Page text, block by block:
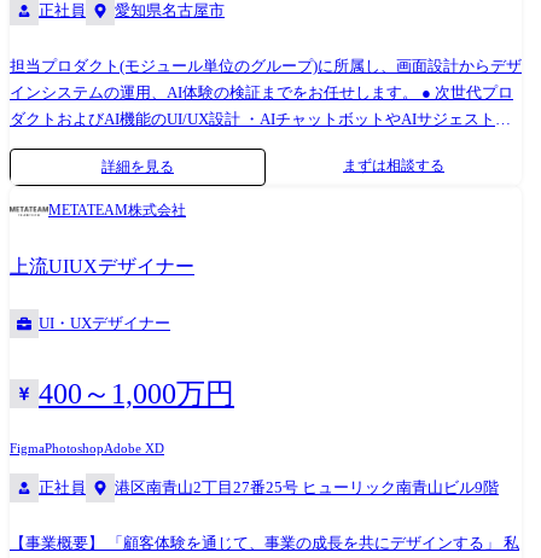
正社員 愛知県名古屋市
担当プロダクト(モジュール単位のグループ)に所属し、画面設計からデザ
インシステムの運用、AI体験の検証までをお任せします。 ● 次世代プロ
ダクトおよびAI機能のUI/UX設計 ・AIチャットボットやAIサジェスト機
能を組み込んだ、次世代HRテックのUXリサーチおよび画面設計 ・新規
機能のオブジェクト指向UIに基づく画面モデリング、および既存の機能
過多な業務画面のSaaS型リファクタリング ・労務・給与計算担当者への
チの主導 ・ワイヤーフレーム、およびインタラクションプロトタイプの
作成・検証 ● デザインシステム・文化の組織実装 ・プロダクト横断の
UI/UXデザインガイドラインの確立・運用 ・大規模のプロダクトエンジ
ニアに対するUI/UXデザインレビュー、および実装支援 ・既存製品へウ
(データによる体験の可視化)の指標づくりと実行 ・グループ内の若手デ
ザイナーに対するメンタリング・育成支援 ●配属組織 ※2026年6月時点
グループ在籍 ●技術スタック ・デザインツール: Adobe XD, Figma ・開
ュニケーションツール: Slack, Gsuite ・AIツール: GitHub Copilot,
詳細を見る まずは相談する
METATEAM株式会社
上流UIUXデザイナー
UI・UXデザイナー
400～1,000万円
FigmaPhotoshopAdobe XD
正社員 港区南青山2丁目27番25号 ヒューリック南青山ビル9階
【事業概要】 「顧客体験を通じて、事業の成長を共にデザインする」 私